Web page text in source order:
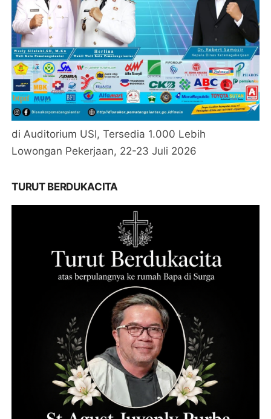
di Auditorium USI, Tersedia 1.000 Lebih
Lowongan Pekerjaan, 22-23 Juli 2026
TURUT BERDUKACITA